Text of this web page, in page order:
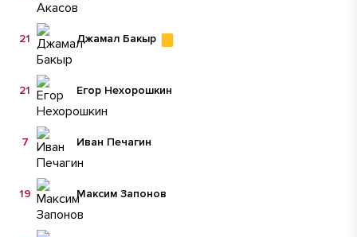
Джамал Бакыр
21
Егор Нехорошкин
21
Иван Печагин
7
Максим Запонов
19